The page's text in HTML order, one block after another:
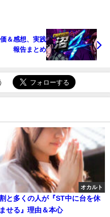
＆感想、実践
報告まとめ
オカルト
と多くの人が『ST中に台を休
ませる』理由＆本心